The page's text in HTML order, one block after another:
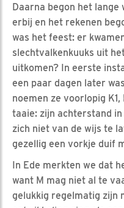
Daarna begon het lange
erbij en het rekenen
was het feest: er
slechtvalkenkuuks uit
uitkomen? In eerste
een paar dagen later
noemen ze voorlopig
taaie: zijn achterstand
zich niet van de wijs te
gezellig een vorkje duif
In Ede merkten we dat
want M mag niet al te
gelukkig regelmatig zijn